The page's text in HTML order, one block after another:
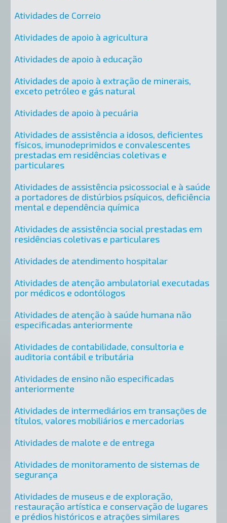
Atividades de Correio
Atividades de apoio à agricultura
Atividades de apoio à educação
Atividades de apoio à extração de minerais,
exceto petróleo e gás natural
Atividades de apoio à pecuária
Atividades de assistência a idosos, deficientes
físicos, imunodeprimidos e convalescentes
prestadas em residências coletivas e
particulares
Atividades de assistência psicossocial e à saúde
a portadores de distúrbios psíquicos, deficiência
mental e dependência química
Atividades de assistência social prestadas em
residências coletivas e particulares
Atividades de atendimento hospitalar
Atividades de atenção ambulatorial executadas
por médicos e odontólogos
Atividades de atenção à saúde humana não
especificadas anteriormente
Atividades de contabilidade, consultoria e
auditoria contábil e tributária
Atividades de ensino não especificadas
anteriormente
Atividades de intermediários em transações de
títulos, valores mobiliários e mercadorias
Atividades de malote e de entrega
Atividades de monitoramento de sistemas de
segurança
Atividades de museus e de exploração,
restauração artística e conservação de lugares
e prédios históricos e atrações similares